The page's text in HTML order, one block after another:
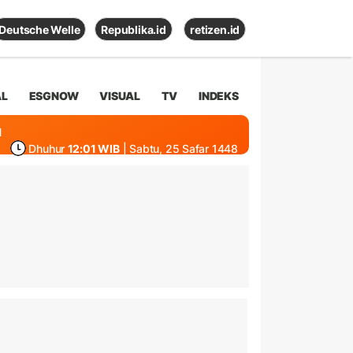
Deutsche Welle Republika.id retizen.id
ESGNOW VISUAL TV INDEKS
Dhuhur 12:01 WIB | Sabtu, 25 Safar 1448